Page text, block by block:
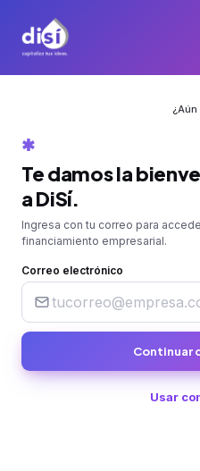
✱
Te damos la
a DiSí.
Ingresa con tu correo para
financiamiento empresarial.
Correo electrónico
Continuar
Usar